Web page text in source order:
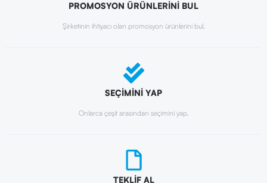
PROMOSYON ÜRÜNLERİNİ BUL
Şirketinin ihtiyacı olan promosyon ürünlerini bul.
SEÇİMİNİ YAP
Onlarca çeşit arasından seçimini yap.
TEKLİF AL